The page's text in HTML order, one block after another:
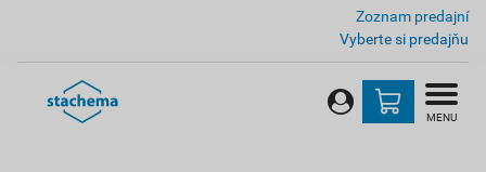
Zoznam predajní
Vyberte si predajňu
MENU